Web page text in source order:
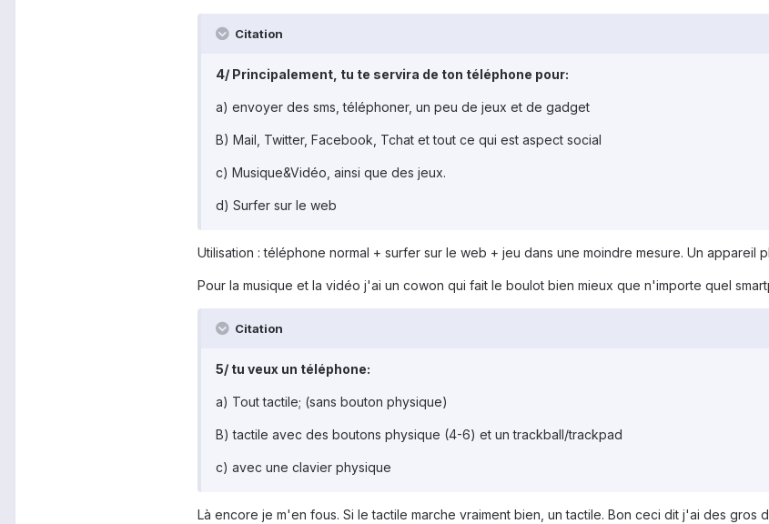
Citation
4/ Principalement, tu te servira de ton téléphone pour:
a) envoyer des sms, téléphoner, un peu de jeux et de gadget
B) Mail, Twitter, Facebook, Tchat et tout ce qui est aspect social
c) Musique&Vidéo, ainsi que des jeux.
d) Surfer sur le web
Utilisation : téléphone normal + surfer sur le web + jeu dans une moindre mesure. Un appareil
Pour la musique et la vidéo j'ai un cowon qui fait le boulot bien mieux que n'importe quel
Citation
5/ tu veux un téléphone:
a) Tout tactile; (sans bouton physique)
B) tactile avec des boutons physique (4-6) et un trackball/trackpad
c) avec une clavier physique
Là encore je m'en fous. Si le tactile marche vraiment bien, un tactile. Bon ceci dit j'ai des